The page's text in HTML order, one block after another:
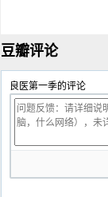
豆瓣评论
良医第一季的评论